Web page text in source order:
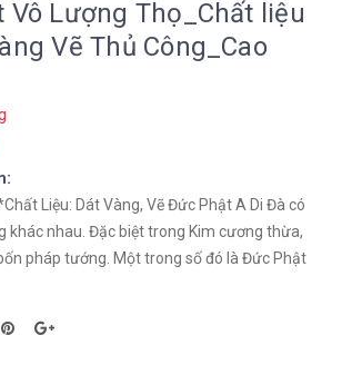
Vô Lượng Thọ_Chất liệu
Vẽ Thủ Công_Cao
Liệu: Dát Vàng, Vẽ Đức Phật A Di Đà có
khác nhau. Đặc biệt trong Kim cương thừa,
pháp tướng. Một trong số đó là Đức Phật